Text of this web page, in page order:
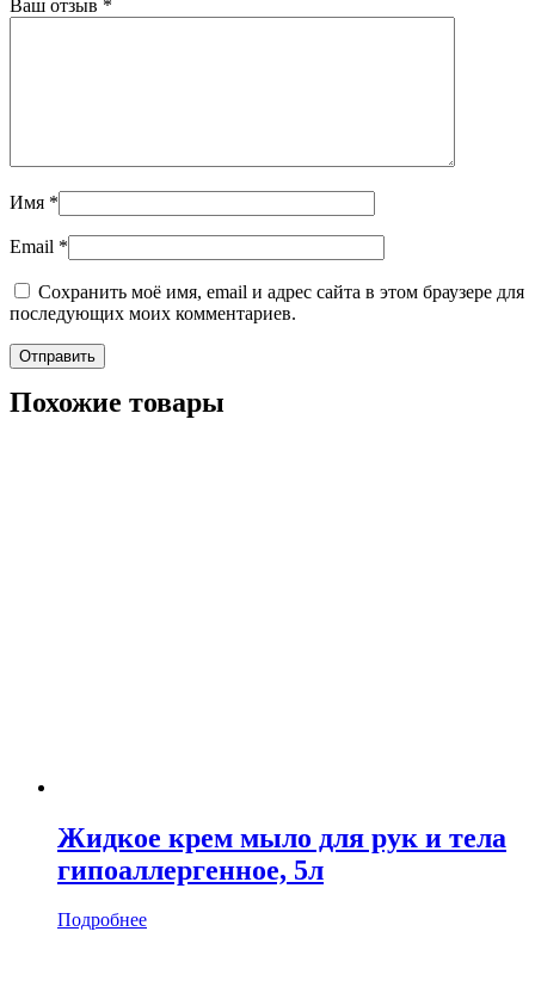
Ваш отзыв *
Имя *
Email *
Сохранить моё имя, email и адрес сайта в этом браузере для
последующих моих комментариев.
Похожие товары
Жидкое крем мыло для рук и тела
гипоаллергенное, 5л
Подробнее